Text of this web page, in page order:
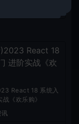
React 18 系统入
《欢乐购》
讯